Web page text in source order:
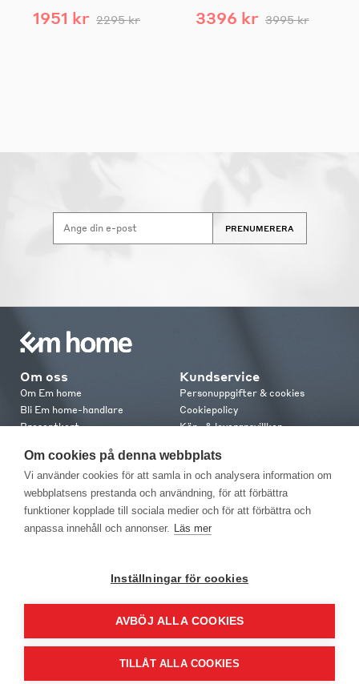
Om cookies på denna webbplats
Vi använder cookies för att samla in och analysera information om
webbplatsens prestanda och användning, för att förbättra
funktioner kopplade till sociala medier och för att förbättra och
anpassa innehåll och annonser. Läs mer
Inställningar för cookies
AVBÖJ ALLA COOKIES
TILLÅT ALLA COOKIES
1951 kr 2295 kr 3396 kr 3995 kr
PRENUMERERA
Om oss
Om Em home
Bli Em home-handlare
Presentkort
Em home Club
Medlemsvillkor
Kundservice
Personuppgifter & cookies
Cookiepolicy
Köp- & leveransvillkor
Retur & reklamation
Kontakt
Kontakta oss